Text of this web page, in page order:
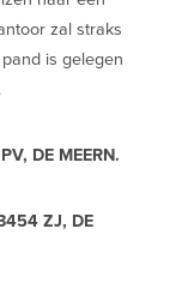
zal straks
is gelegen
DE MEERN.
ZJ, DE